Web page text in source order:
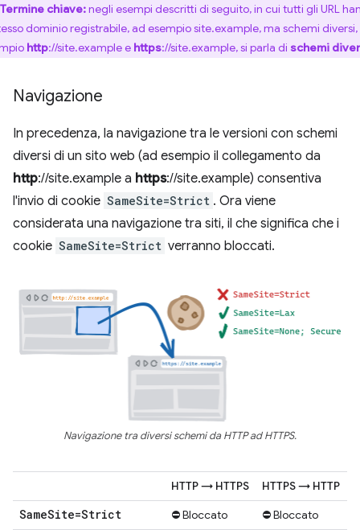
Termine chiave:negli esempi descritti di seguito, in cui tutti gli URL
dominio registrabile, ad esempio site.example, ma schemi
http://site.example e https://site.example, si parla di schemi
Navigazione
In precedenza, la navigazione tra le versioni con schemi
diversi di un sito web (ad esempio il collegamento da
http://site.example a https://site.example) consentiva
l'invio di cookie SameSite=Strict . Ora viene
considerata una navigazione tra siti, il che significa che i
cookie SameSite=Strict verranno bloccati.
Navigazione tra diversi schemi da HTTP ad HTTPS.
HTTP → HTTPS HTTPS → HTTP
SameSite=Strict ⛔ Bloccato ⛔ Bloccato